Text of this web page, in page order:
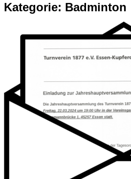
Kategorie: Badminton